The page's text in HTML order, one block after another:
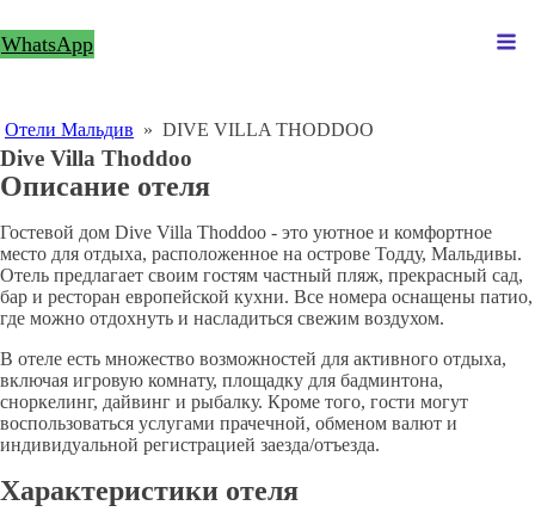
WhatsApp
Отели Мальдив » DIVE VILLA THODDOO
Dive Villa Thoddoo
Описание отеля
Гостевой дом Dive Villa Thoddoo - это уютное и комфортное
место для отдыха, расположенное на острове Тодду, Мальдивы.
Отель предлагает своим гостям частный пляж, прекрасный сад,
бар и ресторан европейской кухни. Все номера оснащены патио,
где можно отдохнуть и насладиться свежим воздухом.
В отеле есть множество возможностей для активного отдыха,
включая игровую комнату, площадку для бадминтона,
сноркелинг, дайвинг и рыбалку. Кроме того, гости могут
воспользоваться услугами прачечной, обменом валют и
индивидуальной регистрацией заезда/отъезда.
Характеристики отеля